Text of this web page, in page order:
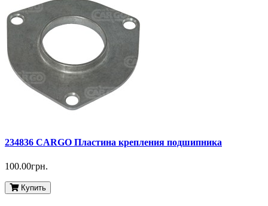
234836 CARGO Пластина крепления подшипника
100.00грн.
Купить